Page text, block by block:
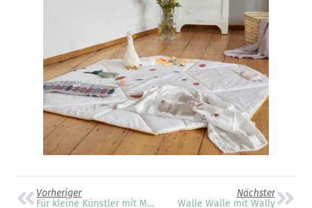
Vorheriger
Für kleine Künstler mit Mitteilungsdrang
Nächster
Walle Walle mit Wally